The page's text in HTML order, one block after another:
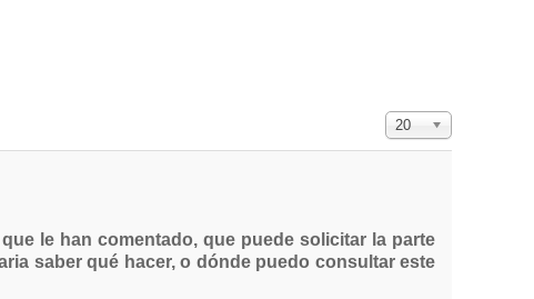
Cantidad a mostrar
20
le han comentado, que puede solicitar la parte
saber qué hacer, o dónde puedo consultar este